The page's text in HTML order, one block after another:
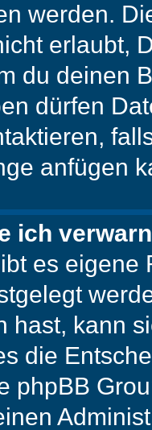
werden.
erlaubt,
du deinen
dürfen
anfügen
ich
es
hast, kann
die
phpBB